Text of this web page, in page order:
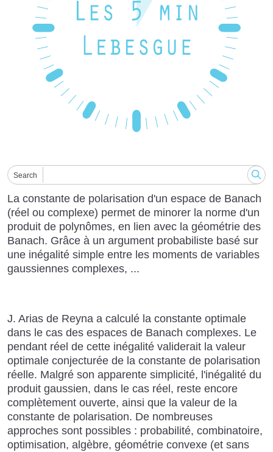
Search
La constante de polarisation d'un espace de Banach
(réel ou complexe) permet de minorer la norme d'un
produit de polynômes, en lien avec la géométrie des
Banach. Grâce à un argument probabiliste basé sur
une inégalité simple entre les moments de variables
gaussiennes complexes, ...
J. Arias de Reyna a calculé la constante optimale
dans le cas des espaces de Banach complexes. Le
pendant réel de cette inégalité validerait la valeur
optimale conjecturée de la constante de polarisation
réelle. Malgré son apparente simplicité, l'inégalité du
produit gaussien, dans le cas réel, reste encore
complètement ouverte, ainsi que la valeur de la
constante de polarisation. De nombreuses
approches sont possibles : probabilité, combinatoire,
optimisation, algèbre, géométrie convexe (et sans